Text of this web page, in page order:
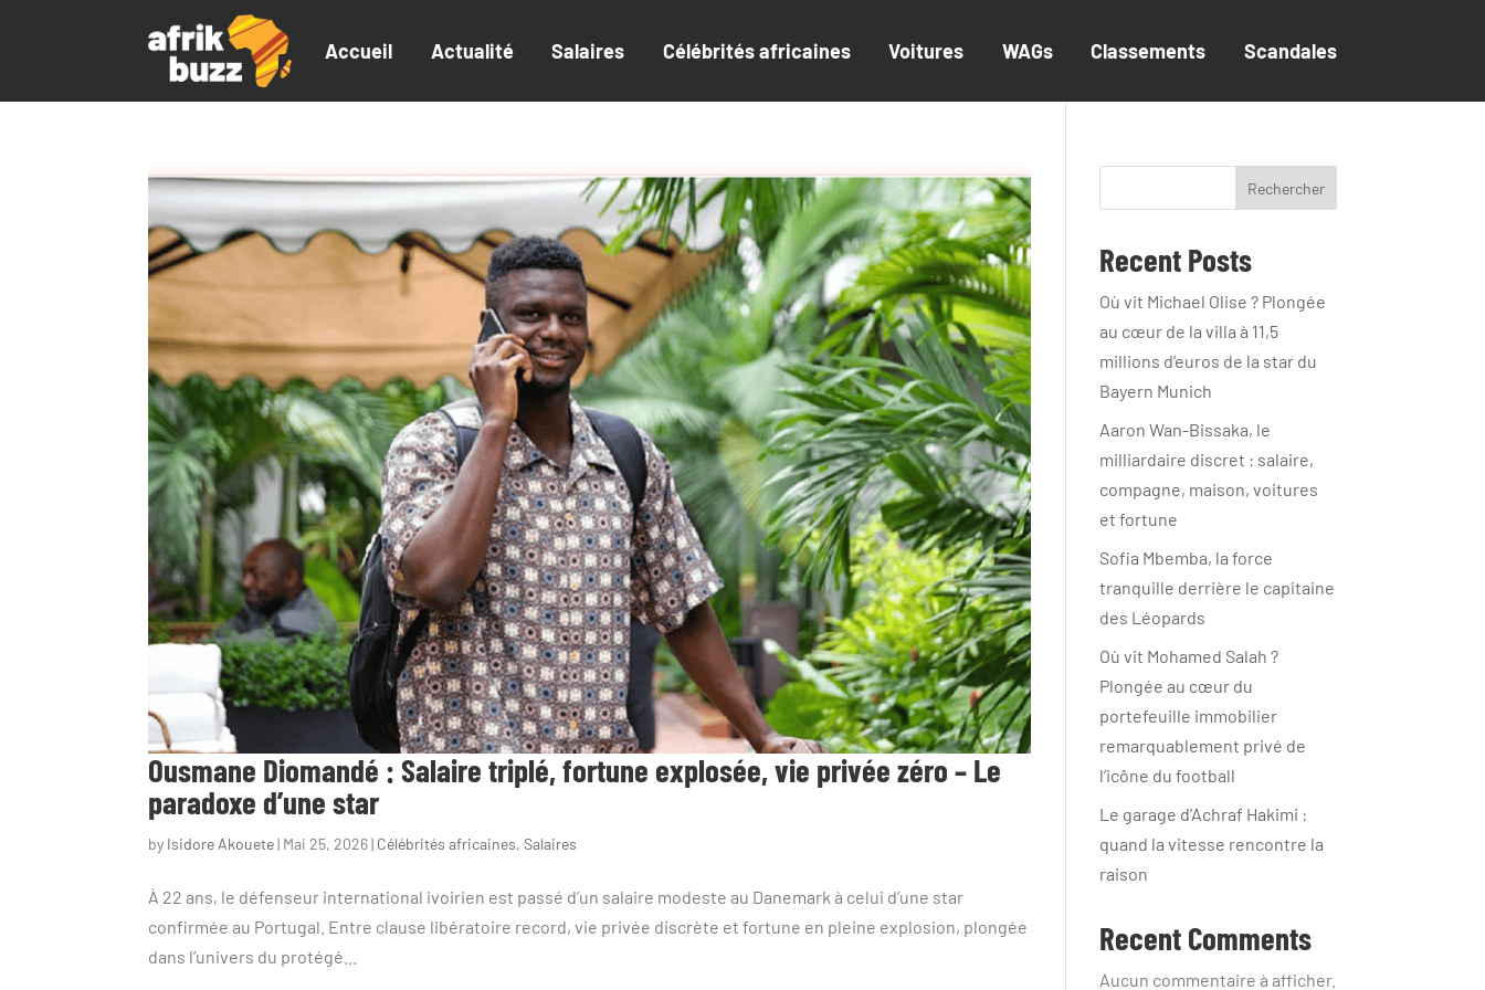
Accueil Actualité Salaires Célébrités africaines Voitures WAGs Classements Scandales
Ousmane Diomandé : Salaire triplé, fortune explosée, vie privée zéro – Le
paradoxe d’une star
by Isidore Akouete| Mai 25, 2026| Célébrités africaines,Salaires
À 22 ans, le défenseur international ivoirien est passé d’un salaire modeste au Danemark à celui d’une star
confirmée au Portugal. Entre clause libératoire record, vie privée discrète et fortune en pleine explosion, plongée
dans l’univers du protégé...
Rechercher
Recent Posts
Où vit Michael Olise ? Plongée
au cœur de la villa à 11,5
millions d’euros de la star du
Bayern Munich
Aaron Wan-Bissaka, le
milliardaire discret : salaire,
compagne, maison, voitures
et fortune
Sofia Mbemba, la force
tranquille derrière le capitaine
des Léopards
Où vit Mohamed Salah ?
Plongée au cœur du
portefeuille immobilier
remarquablement privé de
l’icône du football
Le garage d’Achraf Hakimi :
quand la vitesse rencontre la
raison
Recent Comments
Aucun commentaire à afficher.